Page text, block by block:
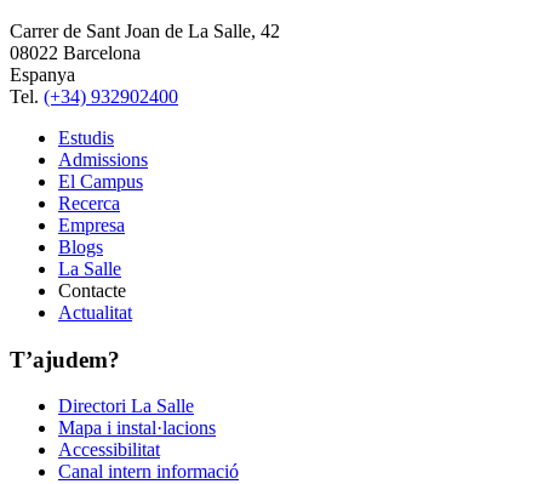
Carrer de Sant Joan de La Salle, 42
08022 Barcelona
Espanya
Tel. (+34) 932902400
Estudis
Admissions
El Campus
Recerca
Empresa
Blogs
La Salle
Contacte
Actualitat
T’ajudem?
Directori La Salle
Mapa i instal·lacions
Accessibilitat
Canal intern informació